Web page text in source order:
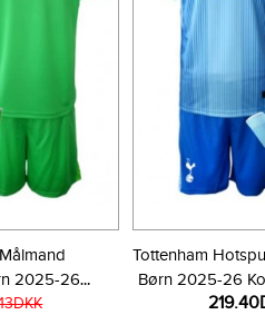
2025-26
Tottenham
Børn 2025-26